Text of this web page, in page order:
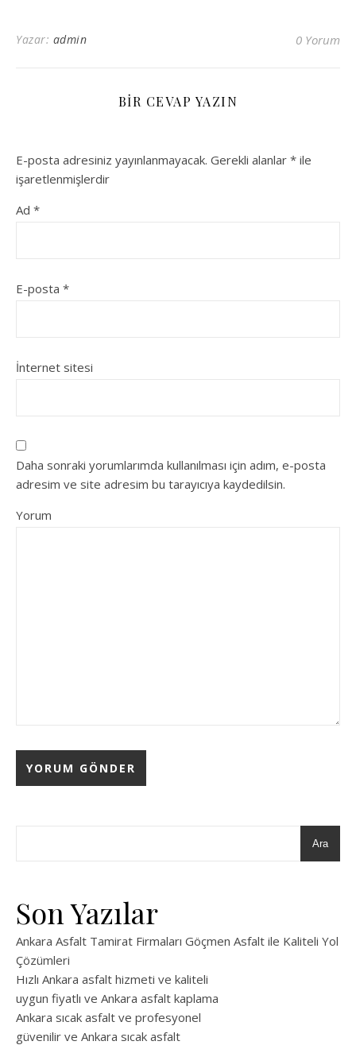
Yazar: admin 0 Yorum
BIR CEVAP YAZIN
E-posta adresiniz yayınlanmayacak. Gerekli alanlar * ile
işaretlenmişlerdir
Ad *
E-posta *
İnternet sitesi
Daha sonraki yorumlarımda kullanılması için adım, e-posta
adresim ve site adresim bu tarayıcıya kaydedilsin.
Yorum
Ara
Son Yazılar
Ankara Asfalt Tamirat Firmaları Göçmen Asfalt ile Kaliteli Yol
Çözümleri
Hızlı Ankara asfalt hizmeti ve kaliteli
uygun fiyatlı ve Ankara asfalt kaplama
Ankara sıcak asfalt ve profesyonel
güvenilir ve Ankara sıcak asfalt